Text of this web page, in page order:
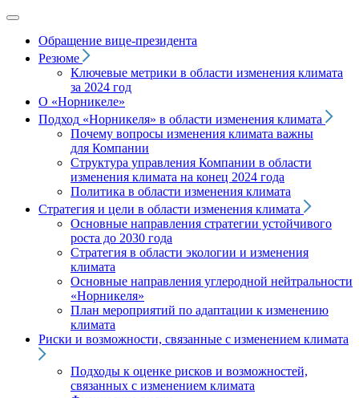
Обращение вице‑президента
Резюме
Ключевые метрики в области изменения климата
за 2024 год
О «Норникеле»
Подход «Норникеля» в области изменения климата
Почему вопросы изменения климата важны
для Компании
Структура управления Компании в области
изменения климата на конец 2024 года
Политика в области изменения климата
Стратегия и цели в области изменения климата
Основные направления стратегии устойчивого
роста до 2030 года
Стратегия в области экологии и изменения
климата
Основные направления углеродной нейтральности
«Норникеля»
План мероприятий по адаптации к изменению
климата
Риски и возможности, связанные с изменением климата
Подходы к оценке рисков и возможностей,
связанных с изменением климата